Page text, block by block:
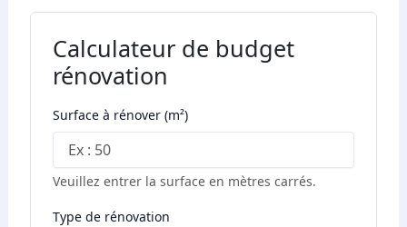
Calculateur de budget
rénovation
Surface à rénover (m²)
Veuillez entrer la surface en mètres carrés.
Type de rénovation